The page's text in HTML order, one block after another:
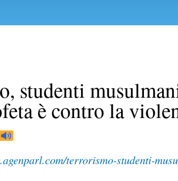
studenti
è contro la
terrorismo-studenti-